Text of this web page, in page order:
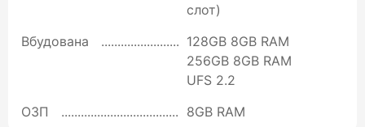
слот)
Вбудована
128GB 8GB RAM
256GB 8GB RAM
UFS 2.2
ОЗП
8GB RAM